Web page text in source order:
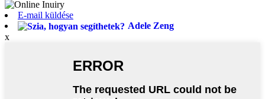
E-mail küldése
Adele Zeng
x